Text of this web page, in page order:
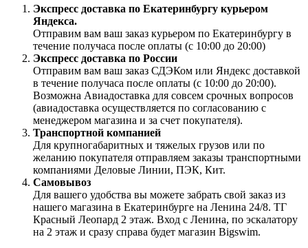
Экспресс доставка по Екатеринбургу курьером
Яндекса.
Отправим вам ваш заказ курьером по Екатеринбургу в
течение получаса после оплаты (с 10:00 до 20:00)
Экспресс доставка по России
Отправим вам ваш заказ СДЭКом или Яндекс доставкой
в течение получаса после оплаты (с 10:00 до 20:00).
Возможна Авиадоставка для совсем срочных вопросов
(авиадоставка осуществляется по согласованию с
менеджером магазина и за счет покупателя).
Транспортной компанией
Для крупногабаритных и тяжелых грузов или по
желанию покупателя отправляем заказы транспортными
компаниями Деловые Линии, ПЭК, Кит.
Самовывоз
Для вашего удобства вы можете забрать свой заказ из
нашего магазина в Екатеринбурге на Ленина 24/8. ТГ
Красный Леопард 2 этаж. Вход с Ленина, по эскалатору
на 2 этаж и сразу справа будет магазин Bigswim.